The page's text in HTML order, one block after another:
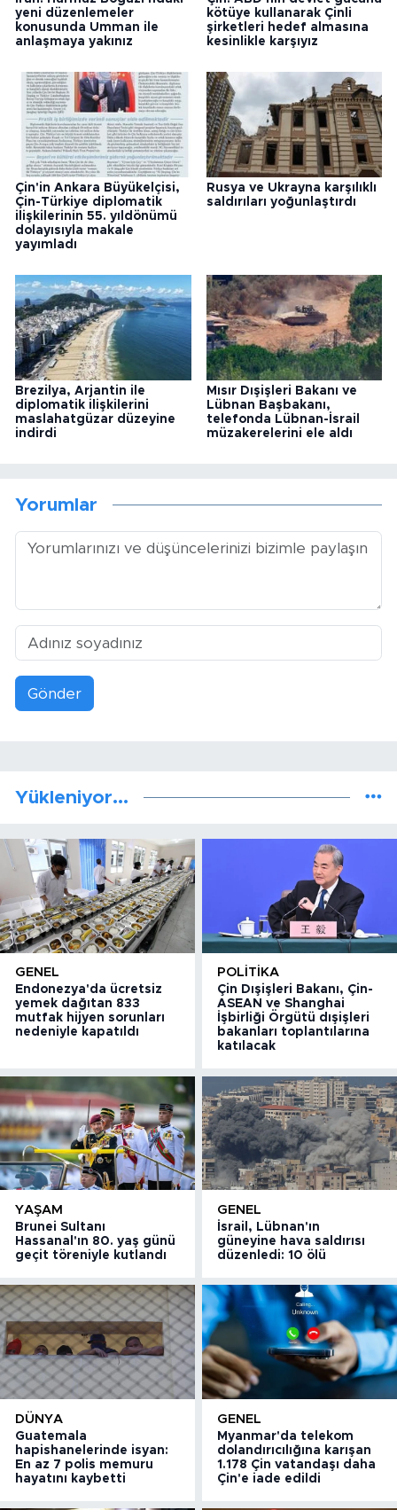
yeni düzenlemeler
konusunda Umman ile
anlaşmaya yakınız
kötüye kullanarak Çinli
şirketleri hedef almasına
kesinlikle karşıyız
Çin'in Ankara Büyükelçisi,
Çin-Türkiye diplomatik
ilişkilerinin 55. yıldönümü
dolayısıyla makale
yayımladı
Rusya ve Ukrayna karşılıklı
saldırıları yoğunlaştırdı
Brezilya, Arjantin ile
diplomatik ilişkilerini
maslahatgüzar düzeyine
indirdi
Mısır Dışişleri Bakanı ve
Lübnan Başbakanı,
telefonda Lübnan-İsrail
müzakerelerini ele aldı
Yorumlar
Gönder
Yükleniyor...
GENEL
Endonezya'da ücretsiz
yemek dağıtan 833
mutfak hijyen sorunları
nedeniyle kapatıldı
POLITIKA
Çin Dışişleri Bakanı, Çin-
ASEAN ve Shanghai
İşbirliği Örgütü dışişleri
bakanları toplantılarına
katılacak
YAŞAM
Brunei Sultanı
Hassanal'ın 80. yaş günü
geçit töreniyle kutlandı
GENEL
İsrail, Lübnan'ın
güneyine hava saldırısı
düzenledi: 10 ölü
DÜNYA
Guatemala
hapishanelerinde isyan:
En az 7 polis memuru
hayatını kaybetti
GENEL
Myanmar'da telekom
dolandırıcılığına karışan
1.178 Çin vatandaşı daha
Çin'e iade edildi